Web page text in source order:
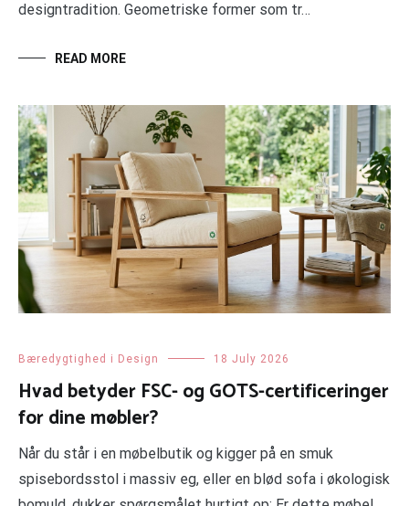
designtradition. Geometriske former som tr…
READ MORE
Bæredygtighed i Design 18 July 2026
Hvad betyder FSC- og GOTS-certificeringer
for dine møbler?
Når du står i en møbelbutik og kigger på en smuk
spisebordsstol i massiv eg, eller en blød sofa i økologisk